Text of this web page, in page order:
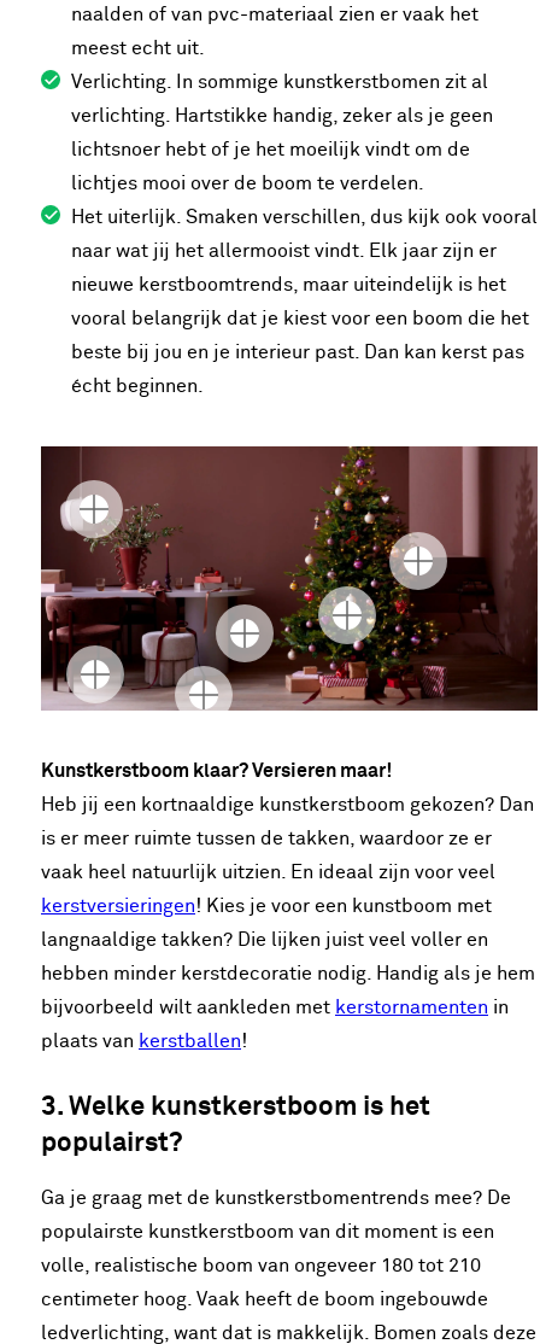
naalden of van pvc-materiaal zien er vaak het
meest echt uit.
Verlichting. In sommige kunstkerstbomen zit al
verlichting. Hartstikke handig, zeker als je geen
lichtsnoer hebt of je het moeilijk vindt om de
lichtjes mooi over de boom te verdelen.
Het uiterlijk. Smaken verschillen, dus kijk ook vooral
naar wat jij het allermooist vindt. Elk jaar zijn er
nieuwe kerstboomtrends, maar uiteindelijk is het
vooral belangrijk dat je kiest voor een boom die het
beste bij jou en je interieur past. Dan kan kerst pas
écht beginnen.
Kunstkerstboom klaar? Versieren maar!
Heb jij een kortnaaldige kunstkerstboom gekozen? Dan
is er meer ruimte tussen de takken, waardoor ze er
vaak heel natuurlijk uitzien. En ideaal zijn voor veel
kerstversieringen! Kies je voor een kunstboom met
langnaaldige takken? Die lijken juist veel voller en
hebben minder kerstdecoratie nodig. Handig als je hem
bijvoorbeeld wilt aankleden met kerstornamenten in
plaats van kerstballen!
3. Welke kunstkerstboom is het
populairst?
Ga je graag met de kunstkerstbomentrends mee? De
populairste kunstkerstboom van dit moment is een
volle, realistische boom van ongeveer 180 tot 210
centimeter hoog. Vaak heeft de boom ingebouwde
ledverlichting, want dat is makkelijk. Bomen zoals deze